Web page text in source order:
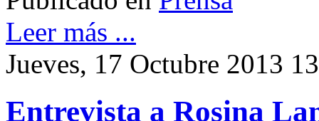
Leer más ...
Jueves, 17 Octubre 2013
Entrevista a Rosina